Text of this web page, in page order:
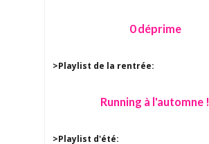
0 déprime
>Playlist de la rentrée:
Running à l'automne !
>Playlist d'été: